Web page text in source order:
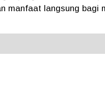
manfaat langsung bagi